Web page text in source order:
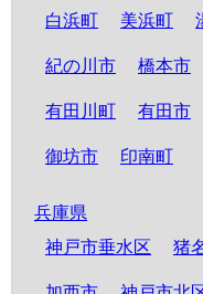
白浜町 美浜町
紀の川市 橋本市
有田川町 有田市
御坊市 印南町
兵庫県
神戸市垂水区
猪